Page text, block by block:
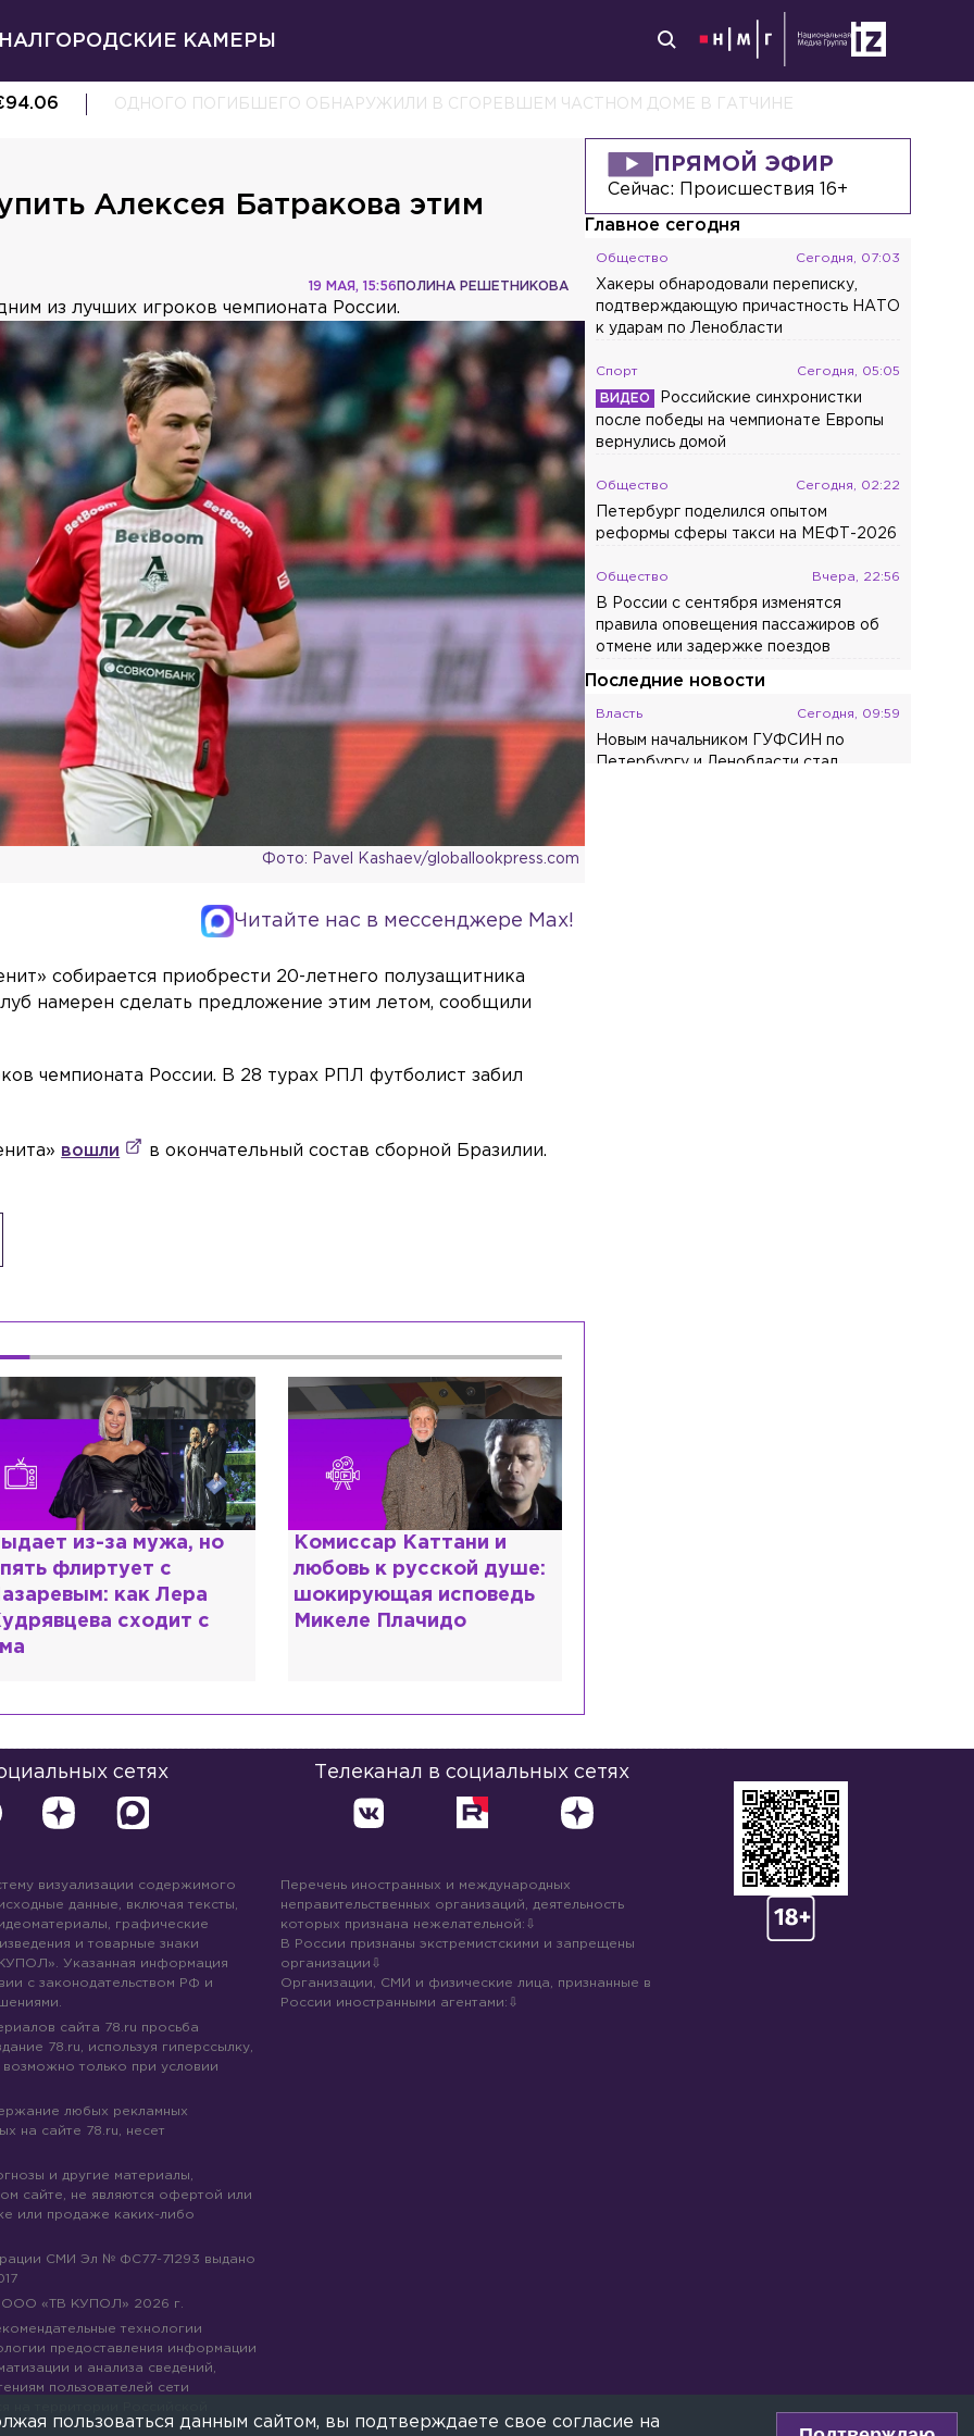
ГОРОДСКИЕ КАМЕРЫ
94.06 ОДНОГО ПОГИБШЕГО ОБНАРУЖИЛИ В СГОРЕВШЕМ ЧАСТНОМ ДОМЕ В ГАТЧИНЕ
Алексея Батракова этим
ПОЛИНА РЕШЕТНИКОВА
19 МАЯ, 15:56
из лучших игроков чемпионата России.
Фото: Pavel Kashaev/globallookpress.com
Читайте нас в мессенджере Max!
собирается приобрести 20-летнего полузащитника
намерен сделать предложение этим летом, сообщили
чемпионата России. В 28 турах РПЛ футболист забил
вошли в окончательный состав сборной Бразилии.
из-за мужа, но
флиртует с
как Лера
сходит с
Комиссар Каттани и
любовь к русской душе:
шокирующая исповедь
Микеле Плачидо
ПРЯМОЙ ЭФИР
Сейчас: Происшествия 16+
Главное сегодня
Общество Сегодня, 07:03
Хакеры обнародовали переписку,
подтверждающую причастность НАТО
к ударам по Ленобласти
Спорт Сегодня, 05:05
Российские синхронистки
после победы на чемпионате Европы
вернулись домой
Общество Сегодня, 02:22
Петербург поделился опытом
реформы сферы такси на МЕФТ-2026
Общество Вчера, 22:56
В России с сентября изменятся
правила оповещения пассажиров об
отмене или задержке поездов
Последние новости
Власть Сегодня, 09:59
Новым начальником ГУФСИН по
Петербургу и Ленобласти стал
дал ему совет
сетях Телеканал в социальных сетях
визуализации содержимого
данные, включая тексты,
графические
и товарные знаки
Указанная информация
с законодательством РФ и
сайта 78.ru просьба
78.ru, используя гиперссылку,
возможно только при условии
любых рекламных
на сайте 78.ru, несет
и другие материалы,
сайте, не являются офертой или
или продаже каких-либо
СМИ Эл № ФС77-71293 выдано
ООО «ТВ КУПОЛ» 2026 г.
технологии
предоставления информации
и анализа сведений,
пользователей сети
Перечень иностранных и международных
неправительственных организаций, деятельность
которых признана нежелательной:
В России признаны экстремистскими и запрещены
организации
Организации, СМИ и физические лица, признанные в
России иностранными агентами:
пользоваться данным сайтом, вы подтверждаете свое согласие на